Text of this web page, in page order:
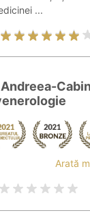
...
Arată